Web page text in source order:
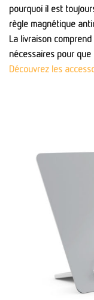
pourquoi il est
règle magnétique
La livraison
nécessaires pour
Découvrez les